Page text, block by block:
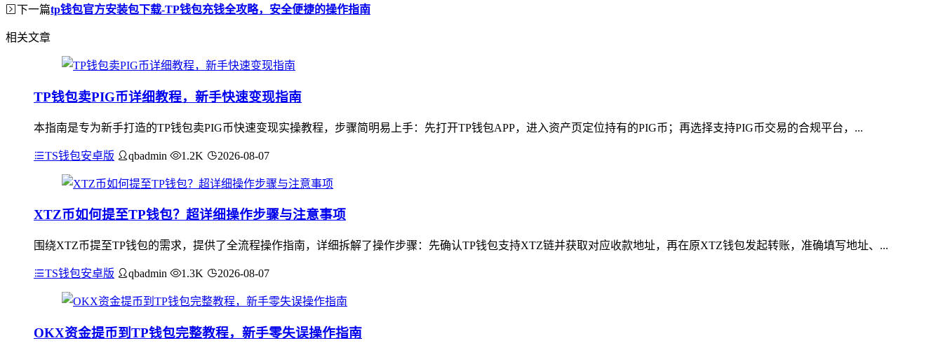
下一篇tp钱包官方安装包下载-TP钱包充钱全攻略，安全便捷的操作指南
相关文章
TP钱包卖PIG币详细教程，新手快速变现指南
本指南是专为新手打造的TP钱包卖PIG币快速变现实操教程，步骤简明易上手：先打开TP钱包APP，进入资产页定位持有的PIG币；再选择支持PIG币交易的合规平台，...
TS钱包安卓版 qbadmin 1.2K 2026-08-07
XTZ币如何提至TP钱包？超详细操作步骤与注意事项
围绕XTZ币提至TP钱包的需求，提供了全流程操作指南，详细拆解了操作步骤：先确认TP钱包支持XTZ链并获取对应收款地址，再在原XTZ钱包发起转账，准确填写地址、...
TS钱包安卓版 qbadmin 1.3K 2026-08-07
OKX资金提币到TP钱包完整教程，新手零失误操作指南